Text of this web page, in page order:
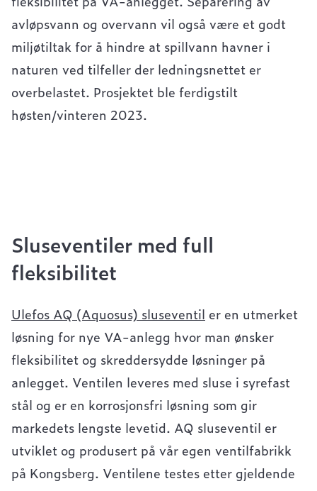
avløpsvann og overvann vil også være et godt
miljøtiltak for å hindre at spillvann havner i
naturen ved tilfeller der ledningsnettet er
overbelastet. Prosjektet ble ferdigstilt
høsten/vinteren 2023.
Sluseventiler med full
fleksibilitet
Ulefos AQ (Aquosus) sluseventil er en utmerket
løsning for nye VA-anlegg hvor man ønsker
fleksibilitet og skreddersydde løsninger på
anlegget. Ventilen leveres med sluse i syrefast
stål og er en korrosjonsfri løsning som gir
markedets lengste levetid. AQ sluseventil er
utviklet og produsert på vår egen ventilfabrikk
på Kongsberg. Ventilene testes etter gjeldende